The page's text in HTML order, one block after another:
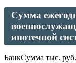
Сумма
ипотечной
БанкСумма тыс. руб.